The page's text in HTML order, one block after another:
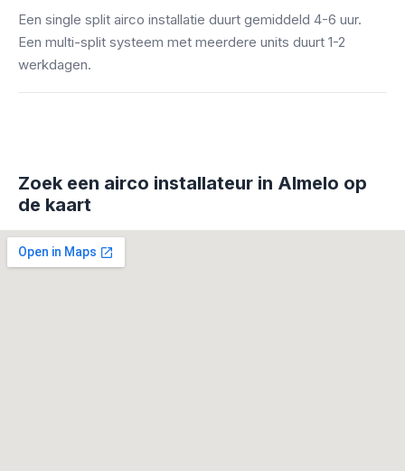
Een single split airco installatie duurt gemiddeld 4-6 uur.
Een multi-split systeem met meerdere units duurt 1-2
werkdagen.
Zoek een airco installateur in Almelo op
de kaart